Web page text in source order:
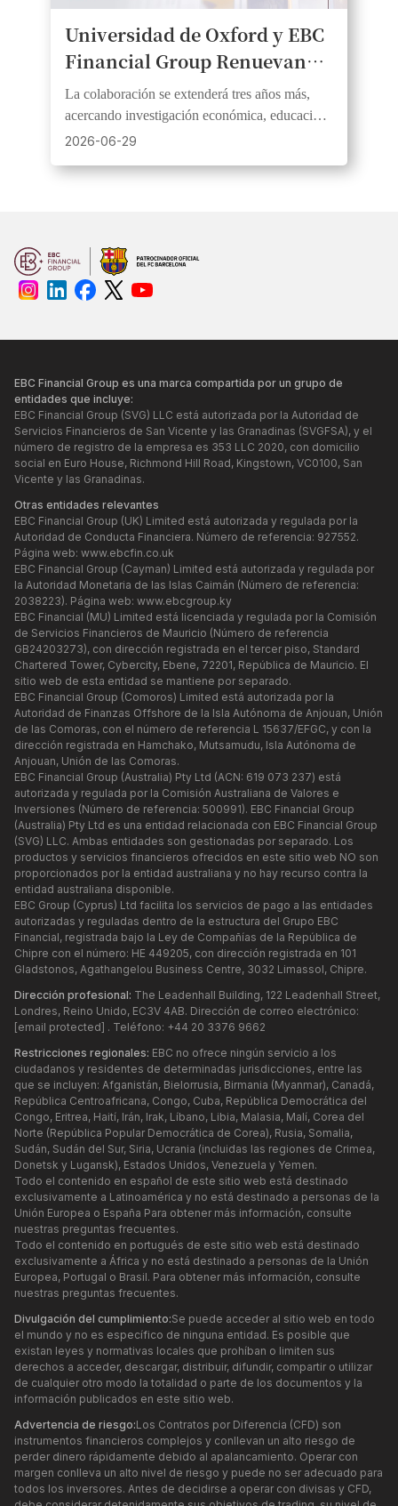
Universidad de Oxford y EBC
Financial Group Renuevan
Alianza Para Impulsar La
Educación Económica a Nivel
Global
La colaboración se extenderá tres años más,
acercando investigación económica, educación
financiera y análisis de mercados al público.
2026-06-29
EBC Financial Group es una marca compartida por un grupo de
entidades que incluye:
EBC Financial Group (SVG) LLC está autorizada por la Autoridad de
Servicios Financieros de San Vicente y las Granadinas (SVGFSA), y el
número de registro de la empresa es 353 LLC 2020, con domicilio
social en Euro House, Richmond Hill Road, Kingstown, VC0100, San
Vicente y las Granadinas.
Otras entidades relevantes
EBC Financial Group (UK) Limited está autorizada y regulada por la
Autoridad de Conducta Financiera. Número de referencia: 927552.
Página web: www.ebcfin.co.uk
EBC Financial Group (Cayman) Limited está autorizada y regulada por
la Autoridad Monetaria de las Islas Caimán (Número de referencia:
2038223). Página web: www.ebcgroup.ky
EBC Financial (MU) Limited está licenciada y regulada por la Comisión
de Servicios Financieros de Mauricio (Número de referencia
GB24203273), con dirección registrada en el tercer piso, Standard
Chartered Tower, Cybercity, Ebene, 72201, República de Mauricio. El
sitio web de esta entidad se mantiene por separado.
EBC Financial Group (Comoros) Limited está autorizada por la
Autoridad de Finanzas Offshore de la Isla Autónoma de Anjouan, Unión
de las Comoras, con el número de referencia L 15637/EFGC, y con la
dirección registrada en Hamchako, Mutsamudu, Isla Autónoma de
Anjouan, Unión de las Comoras.
EBC Financial Group (Australia) Pty Ltd (ACN: 619 073 237) está
autorizada y regulada por la Comisión Australiana de Valores e
Inversiones (Número de referencia: 500991). EBC Financial Group
(Australia) Pty Ltd es una entidad relacionada con EBC Financial Group
(SVG) LLC. Ambas entidades son gestionadas por separado. Los
productos y servicios financieros ofrecidos en este sitio web NO son
proporcionados por la entidad australiana y no hay recurso contra la
entidad australiana disponible.
EBC Group (Cyprus) Ltd facilita los servicios de pago a las entidades
autorizadas y reguladas dentro de la estructura del Grupo EBC
Financial, registrada bajo la Ley de Compañías de la República de
Chipre con el número: HE 449205, con dirección registrada en 101
Gladstonos, Agathangelou Business Centre, 3032 Limassol, Chipre.
Dirección profesional: The Leadenhall Building, 122 Leadenhall Street,
Londres, Reino Unido, EC3V 4AB. Dirección de correo electrónico:
[email protected] . Teléfono: +44 20 3376 9662
Restricciones regionales: EBC no ofrece ningún servicio a los
ciudadanos y residentes de determinadas jurisdicciones, entre las
que se incluyen: Afganistán, Bielorrusia, Birmania (Myanmar), Canadá,
República Centroafricana, Congo, Cuba, República Democrática del
Congo, Eritrea, Haití, Irán, Irak, Líbano, Libia, Malasia, Malí, Corea del
Norte (República Popular Democrática de Corea), Rusia, Somalia,
Sudán, Sudán del Sur, Siria, Ucrania (incluidas las regiones de Crimea,
Donetsk y Lugansk), Estados Unidos, Venezuela y Yemen.
Todo el contenido en español de este sitio web está destinado
exclusivamente a Latinoamérica y no está destinado a personas de la
Unión Europea o España Para obtener más información, consulte
nuestras preguntas frecuentes.
Todo el contenido en portugués de este sitio web está destinado
exclusivamente a África y no está destinado a personas de la Unión
Europea, Portugal o Brasil. Para obtener más información, consulte
nuestras preguntas frecuentes.
Divulgación del cumplimiento:Se puede acceder al sitio web en todo
el mundo y no es específico de ninguna entidad. Es posible que
existan leyes y normativas locales que prohíban o limiten sus
derechos a acceder, descargar, distribuir, difundir, compartir o utilizar
de cualquier otro modo la totalidad o parte de los documentos y la
información publicados en este sitio web.
Advertencia de riesgo:Los Contratos por Diferencia (CFD) son
instrumentos financieros complejos y conllevan un alto riesgo de
perder dinero rápidamente debido al apalancamiento. Operar con
margen conlleva un alto nivel de riesgo y puede no ser adecuado para
todos los inversores. Antes de decidirse a operar con divisas y CFD,